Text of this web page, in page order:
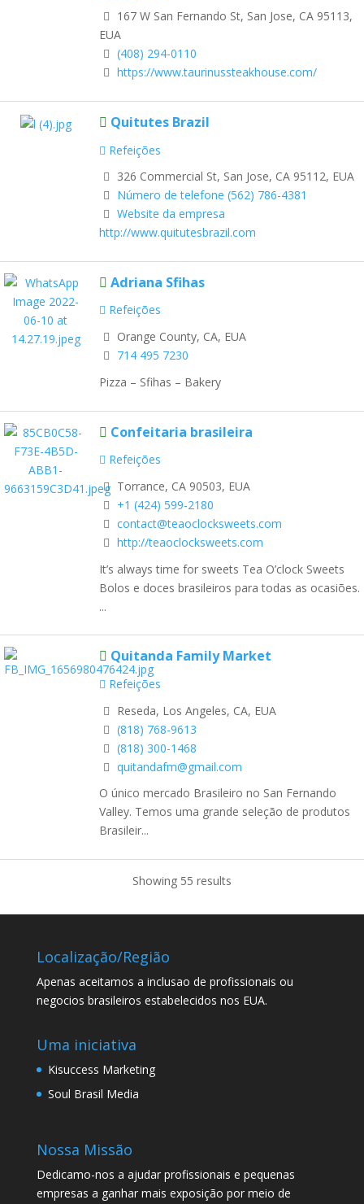
167 W San Fernando St, San Jose, CA 95113,
EUA
(408) 294-0110
https://www.taurinussteakhouse.com/
Quitutes Brazil
Refeições
326 Commercial St, San Jose, CA 95112, EUA
Número de telefone (562) 786-4381
Website da empresa
http://www.quitutesbrazil.com
Adriana Sfihas
Refeições
Orange County, CA, EUA
714 495 7230
Pizza – Sfihas – Bakery
Confeitaria brasileira
Refeições
Torrance, CA 90503, EUA
+1 (424) 599-2180
contact@teaoclocksweets.com
http://teaoclocksweets.com
It’s always time for sweets Tea O’clock Sweets
Bolos e doces brasileiros para todas as ocasiões.
...
Quitanda Family Market
Refeições
Reseda, Los Angeles, CA, EUA
(818) 768-9613
(818) 300-1468
quitandafm@gmail.com
O único mercado Brasileiro no San Fernando
Valley. Temos uma grande seleção de produtos
Brasileir...
Showing 55 results
Localização/Região
Apenas aceitamos a inclusao de profissionais ou
negocios brasileiros estabelecidos nos EUA.
Uma iniciativa
Kisuccess Marketing
Soul Brasil Media
Nossa Missão
Dedicamo-nos a ajudar profissionais e pequenas
empresas a ganhar mais exposição por meio de